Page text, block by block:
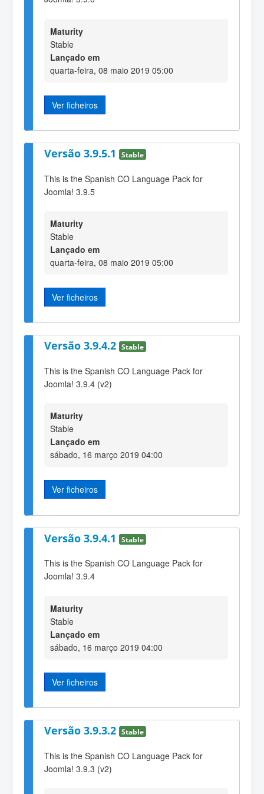
Maturity
Stable
Lançado em
quarta-feira, 08 maio 2019 05:00
Ver ficheiros
Versão 3.9.5.1 Stable
This is the Spanish CO Language Pack for
Joomla! 3.9.5
Maturity
Stable
Lançado em
quarta-feira, 08 maio 2019 05:00
Ver ficheiros
Versão 3.9.4.2 Stable
This is the Spanish CO Language Pack for
Joomla! 3.9.4 (v2)
Maturity
Stable
Lançado em
sábado, 16 março 2019 04:00
Ver ficheiros
Versão 3.9.4.1 Stable
This is the Spanish CO Language Pack for
Joomla! 3.9.4
Maturity
Stable
Lançado em
sábado, 16 março 2019 04:00
Ver ficheiros
Versão 3.9.3.2 Stable
This is the Spanish CO Language Pack for
Joomla! 3.9.3 (v2)